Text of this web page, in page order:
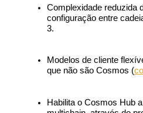
Complexidade reduzida
configuração entre
3.
Modelos de cliente
que não são Cosmos (
Habilita o Cosmos Hub